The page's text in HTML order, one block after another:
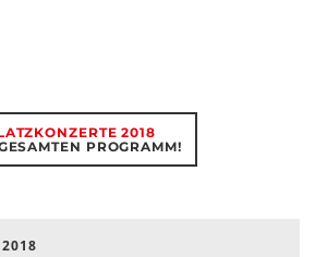
2018
PROGRAMM!